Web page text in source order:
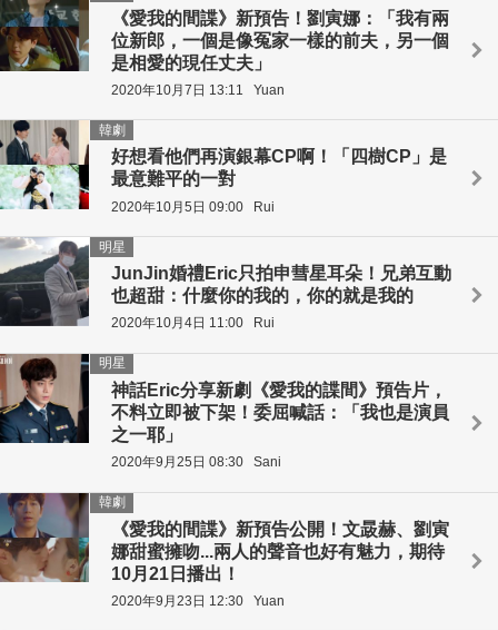
《愛我的間諜》新預告！劉寅娜：「我有兩
位新郎，一個是像冤家一樣的前夫，另一個
是相愛的現任丈夫」
2020年10月7日 13:11 Yuan
好想看他們再演銀幕CP啊！「四樹CP」是
最意難平的一對
韓劇
2020年10月5日 09:00 Rui
JunJin婚禮Eric只拍申彗星耳朵！兄弟互動
也超甜：什麼你的我的，你的就是我的
明星
2020年10月4日 11:00 Rui
神話Eric分享新劇《愛我的諜間》預告片，
不料立即被下架！委屈喊話：「我也是演員
之一耶」
明星
2020年9月25日 08:30 Sani
《愛我的間諜》新預告公開！文晸赫、劉寅
娜甜蜜擁吻...兩人的聲音也好有魅力，期待
10月21日播出！
韓劇
2020年9月23日 12:30 Yuan